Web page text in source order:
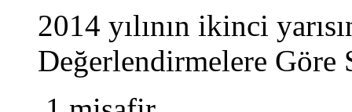
2014 yılının ikinci
Değerlendirmelere Göre